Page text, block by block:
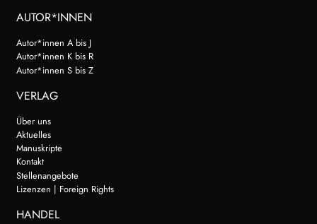
AUTOR*INNEN
Autor*innen A bis J
Autor*innen K bis R
Autor*innen S bis Z
VERLAG
Über uns
Aktuelles
Manuskripte
Kontakt
Stellenangebote
Lizenzen | Foreign Rights
HANDEL